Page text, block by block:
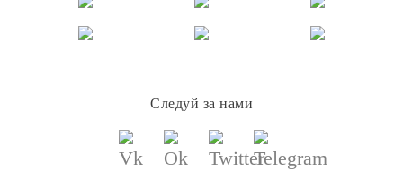
Следуй за нами